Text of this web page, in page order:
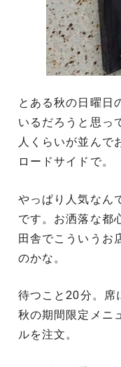
とある秋の日曜日
いるだろうと思っ
人くらいが並んで
ロードサイドで。
やっぱり人気なん
です。お洒落な都
田舎でこういうお
のかな。
待つこと20分。席
秋の期間限定メニ
ルを注文。